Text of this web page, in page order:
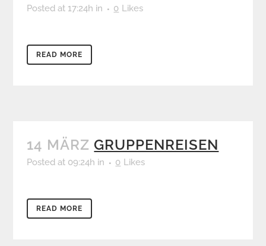
Posted at 17:24h in 0 Likes
READ MORE
14 MÄRZ GRUPPENREISEN
Posted at 09:24h in 0 Likes
READ MORE